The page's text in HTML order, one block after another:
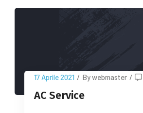
17 Aprile 2021 / By webmaster /
AC Service